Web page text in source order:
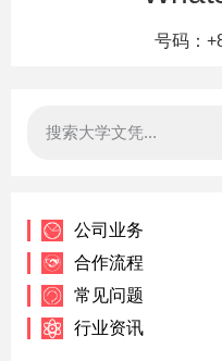
号码：
公司业务
合作流程
常见问题
行业资讯